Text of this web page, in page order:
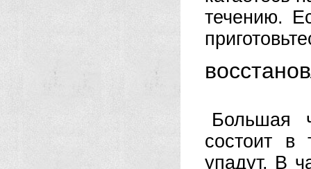
течению.
Большая
состоит в
упадут. В